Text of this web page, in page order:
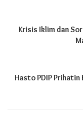
Krisis Iklim dan
Hasto PDIP Prihatin